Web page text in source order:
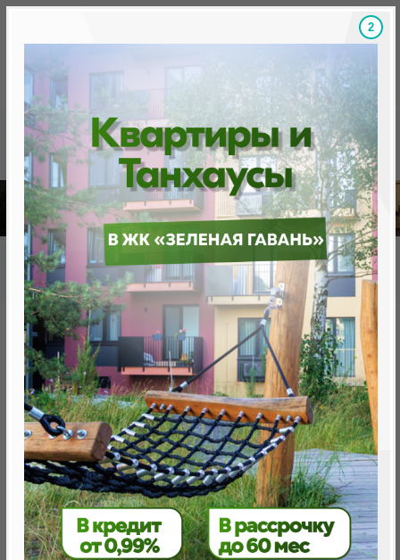
Скидки на новостройки, бонусы Готовые
Главная
База новостроек Минска
Бизнес-апартаменты "Минск Мир"
16.39 "Мирский замок", квартал "Родная страна"
16.39 "Мирский замок", квартал
"Родная страна"
от 291 213.0 BYN (99 512 USD)
Минск, Октябрьский, ул. Савицкого
метро «Ковальская Слобода», 440 м
1